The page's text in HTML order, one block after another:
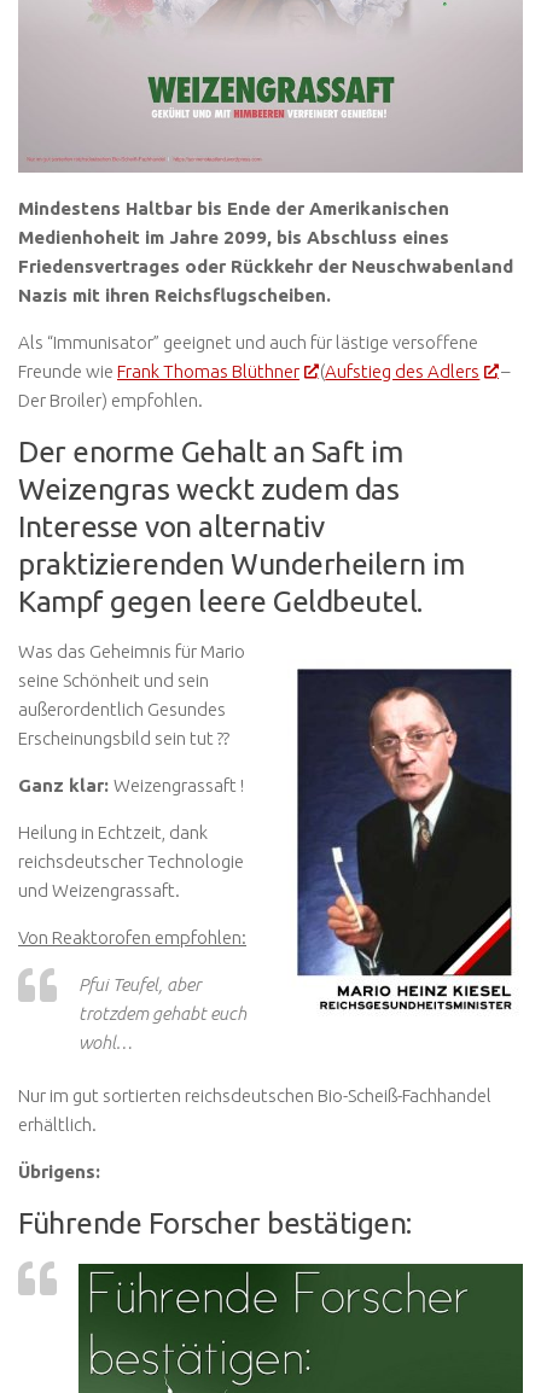
Mindestens Haltbar bis Ende der Amerikanischen
Medienhoheit im Jahre 2099, bis Abschluss eines
Friedensvertrages oder Rückkehr der Neuschwabenland
Nazis mit ihren Reichsflugscheiben.
Als “Immunisator” geeignet und auch für lästige versoffene
Freunde wie Frank Thomas Blüthner (Aufstieg des Adlers
–
Der Broiler) empfohlen.
Der enorme Gehalt an Saft im
Weizengras weckt zudem das
Interesse von alternativ
praktizierenden Wunderheilern im
Kampf gegen leere Geldbeutel.
Was das Geheimnis für Mario
seine Schönheit und sein
außerordentlich Gesundes
Erscheinungsbild sein tut ??
Ganz klar: Weizengrassaft !
Heilung in Echtzeit, dank
reichsdeutscher Technologie
und Weizengrassaft.
Von Reaktorofen empfohlen:
Pfui Teufel, aber
trotzdem gehabt euch
wohl…
Nur im gut sortierten reichsdeutschen Bio-Scheiß-Fachhandel
erhältlich.
Übrigens:
Führende Forscher bestätigen: